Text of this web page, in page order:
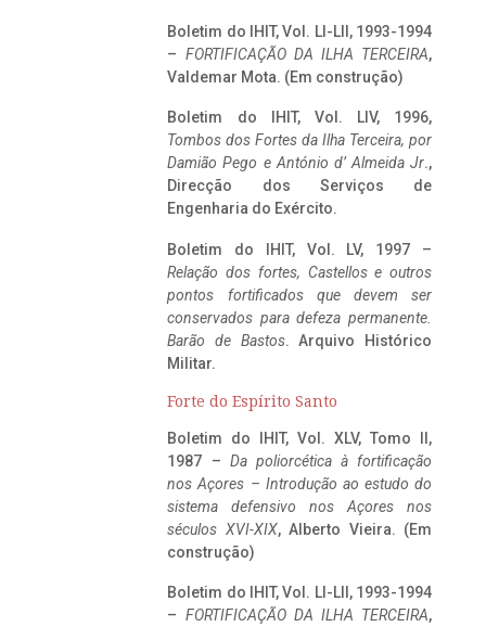
Boletim do IHIT, Vol. LI-LII, 1993-1994
– FORTIFICAÇÃO DA ILHA TERCEIRA,
Valdemar Mota. (Em construção)
Boletim do IHIT, Vol. LIV, 1996,
Tombos dos Fortes da Ilha Terceira, por
Damião Pego e António d’ Almeida Jr.,
Direcção dos Serviços de
Engenharia do Exército.
Boletim do IHIT, Vol. LV, 1997 –
Relação dos fortes, Castellos e outros
pontos fortificados que devem ser
conservados para defeza permanente.
Barão de Bastos. Arquivo Histórico
Militar.
Forte do Espírito Santo
Boletim do IHIT, Vol. XLV, Tomo II,
1987 – Da poliorcética à fortificação
nos Açores – Introdução ao estudo do
sistema defensivo nos Açores nos
séculos XVI-XIX, Alberto Vieira. (Em
construção)
Boletim do IHIT, Vol. LI-LII, 1993-1994
– FORTIFICAÇÃO DA ILHA TERCEIRA,